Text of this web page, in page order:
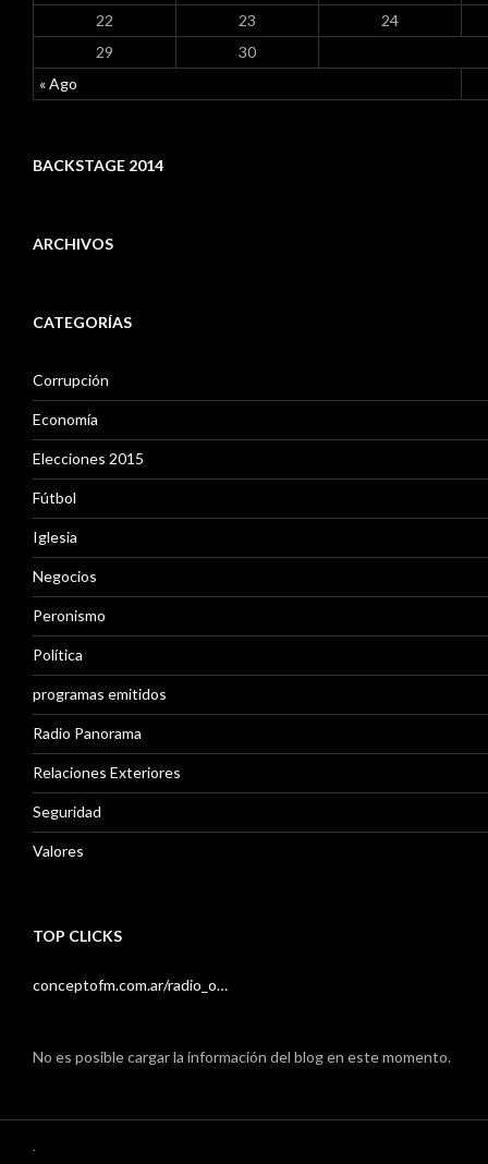
« Ago
22
23
24
29
30
BACKSTAGE 2014
ARCHIVOS
c
v
o
s
CATEGORÍAS
Corrupción
Economía
Elecciones 2015
Fútbol
Iglesia
Negocios
Peronismo
Política
programas emitidos
Radio Panorama
Relaciones Exteriores
Seguridad
Valores
TOP CLICKS
conceptofm.com.ar/radio_o…
No es posible cargar la información del blog en este momento.